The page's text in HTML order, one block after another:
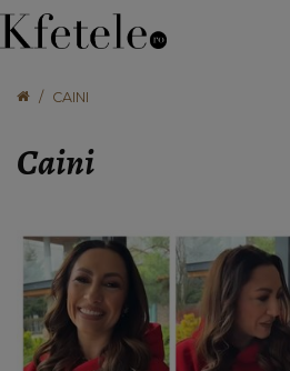
CAINI
Caini